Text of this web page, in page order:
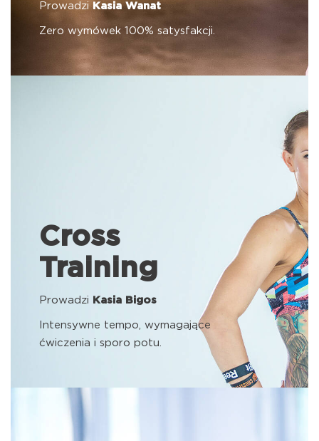
Prowadzi Kasia Wanat
Zero wymówek 100% satysfakcji.
Cross
Training
Prowadzi Kasia Bigos
Intensywne tempo, wymagające
ćwiczenia i sporo potu.